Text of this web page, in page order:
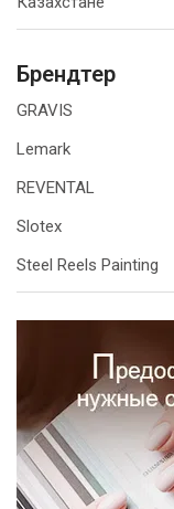
Брендтер
GRAVIS
Lemark
REVENTAL
Slotex
Steel Reels Painting